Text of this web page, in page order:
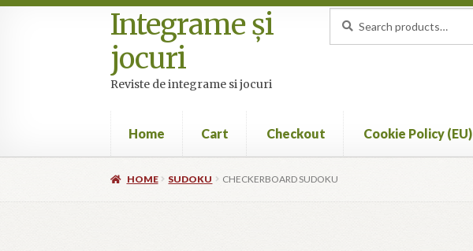
Skip
to
navigation
Skip
to
content
Integrame și
jocuri
Reviste de integrame si jocuri
for:
Home Cart Checkout Cookie Policy (EU)
HomeCartCheckoutCookie Policy (EU) My account
HOME SUDOKU CHECKERBOARD SUDOKU